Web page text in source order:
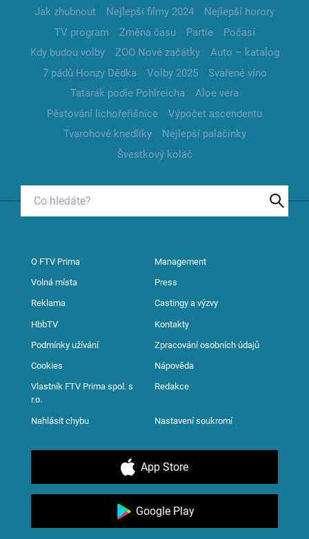
Jak zhubnout Nejlepší filmy 2024
Nejlepší horory
TV program
Změna času Partie
Počasí
Kdy budou volby
ZOO Nové začátky
Auto – katalog
7 pádů Honzy Dědka
Volby 2025
Svařené víno
Tatarák podle Pohlreicha
Aloe vera
Pěstování lichořeřišnice
Výpočet ascendentu
Tvarohové knedlíky
Nejlepší palačinky
Švestkový koláč
O FTV Prima Management
Volná místa Press
Reklama Castingy a výzvy
HbbTV Kontakty
Podmínky užívání Zpracování osobních údajů
Cookies Nápověda
Vlastník FTV Prima spol. s
r.o.
Redakce
Nahlásit chybu Nastavení soukromí
App Store
Google Play